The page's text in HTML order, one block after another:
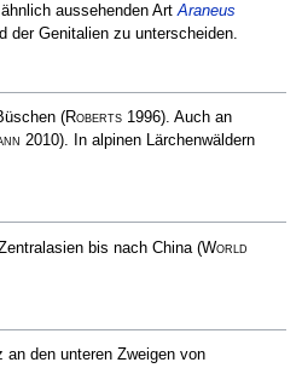
aussehenden Art Araneus
der Genitalien zu unterscheiden.
(Roberts1996). Auch an
2010). In alpinen Lärchenwäldern
bis nach China (World
an den unteren Zweigen von